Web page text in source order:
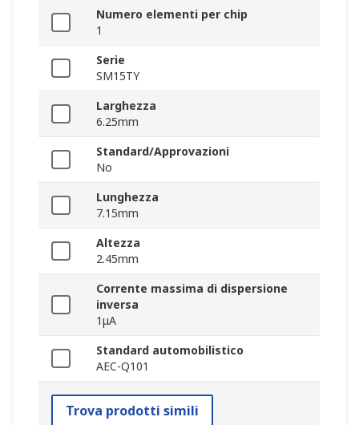
Numero elementi per chip
1
Serie
SM15TY
Larghezza
6.25mm
Standard/Approvazioni
No
Lunghezza
7.15mm
Altezza
2.45mm
Corrente massima di dispersione
inversa
1μA
Standard automobilistico
AEC-Q101
Trova prodotti simili